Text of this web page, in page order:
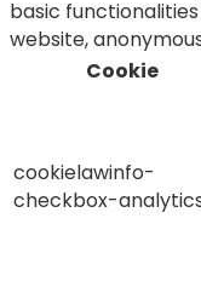
basic
website,
Cookie
cookielawinfo-
checkbox-